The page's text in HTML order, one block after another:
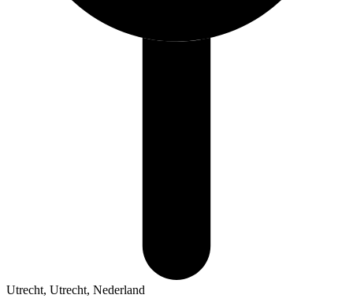
Utrecht, Utrecht, Nederland